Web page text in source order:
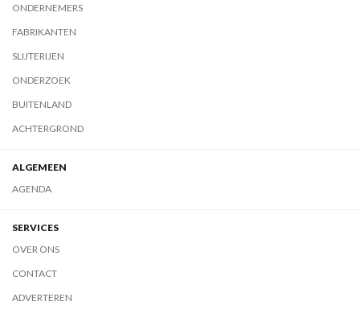
ONDERNEMERS
FABRIKANTEN
SLIJTERIJEN
ONDERZOEK
BUITENLAND
ACHTERGROND
ALGEMEEN
AGENDA
SERVICES
OVER ONS
CONTACT
ADVERTEREN